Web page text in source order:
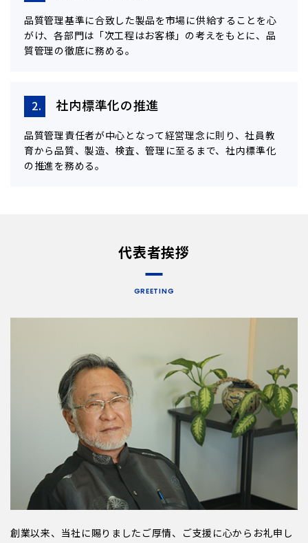
品質管理基準に合致した製品を市場に供給することを心
がけ、各部門は「次工程はお客様」の考えをもとに、品
質管理の徹底に務める。
2. 社内標準化の推進
品質管理責任者が中心となって経営理念に則り、社員教
育から品質、製造、検査、管理に至るまで、社内標準化
の推進を務める。
代表者挨拶
GREETING
創業以来、当社に賜りましたご厚情、ご支援に心からお礼申し